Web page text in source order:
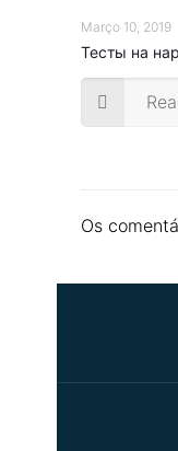
Março 10, 2019
Тесты на
Os